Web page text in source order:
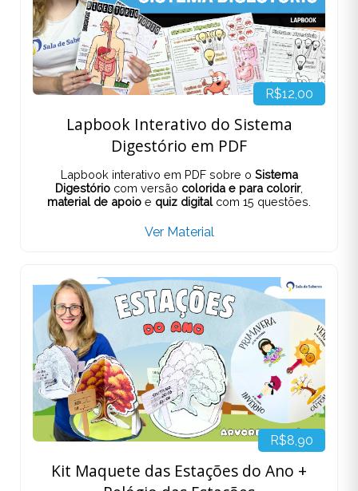
R$12,00
Lapbook Interativo do Sistema
Digestório em PDF
Lapbook interativo em PDF sobre o Sistema
Digestório com versão colorida e para colorir,
material de apoio e quiz digitalcom 15 questões.
Ver Material
R$8,90
Kit Maquete das Estações do Ano +